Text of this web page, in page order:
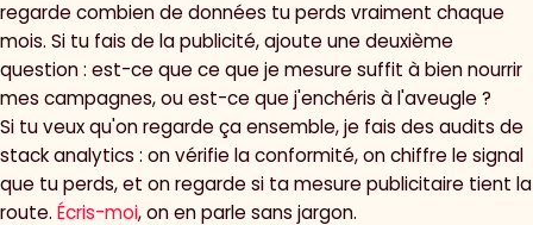
regarde combien de données tu perds vraiment chaque
mois. Si tu fais de la publicité, ajoute une deuxième
question : est-ce que ce que je mesure suffit à bien nourrir
mes campagnes, ou est-ce que j'enchéris à l'aveugle ?
Si tu veux qu'on regarde ça ensemble, je fais des audits de
stack analytics : on vérifie la conformité, on chiffre le signal
que tu perds, et on regarde si ta mesure publicitaire tient la
route. Écris-moi, on en parle sans jargon.